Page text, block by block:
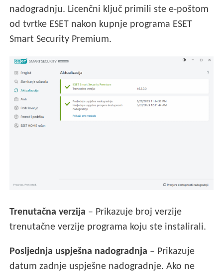
nadogradnju. Licenčni ključ primili ste e-poštom
od tvrtke ESET nakon kupnje programa ESET
Smart Security Premium.
Trenutačna verzija – Prikazuje broj verzije
trenutačne verzije programa koju ste instalirali.
Posljednja uspješna nadogradnja – Prikazuje
datum zadnje uspješne nadogradnje. Ako ne